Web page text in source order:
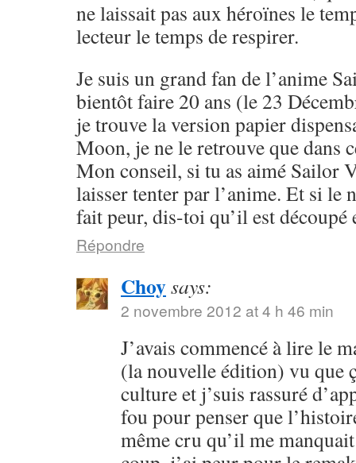
ne laissait pas aux héroïnes le
lecteur le temps de respirer.
Je suis un grand fan de l’anime
bientôt faire 20 ans (le 23
je trouve la version papier
Moon, je ne le retrouve que dans
Mon conseil, si tu as aimé Sailor
laisser tenter par l’anime. Et si le
fait peur, dis-toi qu’il est découpé
Répondre
Choysays:
2 novembre 2012 at 4 h 46 min
J’avais commencé à lire le
(la nouvelle édition) vu que
culture et j’suis rassuré
fou pour penser que
même cru qu’il me